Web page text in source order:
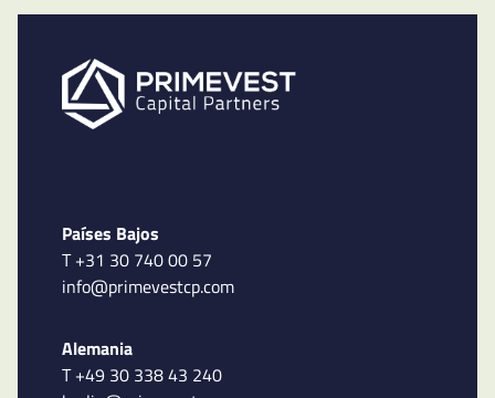
Países Bajos
T +31 30 740 00 57
info@primevestcp.com
Alemania
T +49 30 338 43 240